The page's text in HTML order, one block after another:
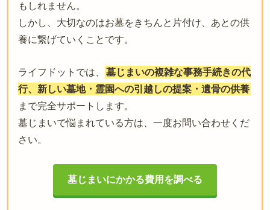
もしれません。
しかし、大切なのはお墓をきちんと片付け、あとの供
養に繋げていくことです。
ライフドットでは、
墓じまいの複雑な事務手続きの代
行、新しい墓地・霊園への引越しの提案・遺骨の供養
まで完全サポートします。
墓じまいで悩まれている方は、一度お問い合わせくだ
さい。
墓じまいにかかる費用を調べる